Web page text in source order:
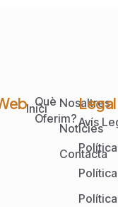
Inici
Què
Oferim?
Nosaltres
Notícies
Contacta
Legal
Avís